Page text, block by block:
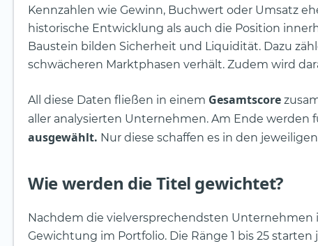
Kennzahlen wie Gewinn, Buchwert oder Umsatz
historische Entwicklung als auch die Position
Baustein bilden Sicherheit und Liquidität. Dazu
schwächeren Marktphasen verhält. Zudem wird
All diese Daten fließen in einem Gesamtscore
aller analysierten Unternehmen. Am Ende werden
ausgewählt. Nur diese schaffen es in den jeweiligen
Wie werden die Titel gewichtet?
Nachdem die vielversprechendsten
Gewichtung im Portfolio. Die Ränge 1 bis 25 starten